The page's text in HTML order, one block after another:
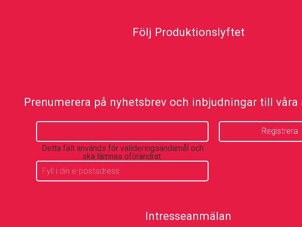
Följ Produktionslyftet
Prenumerera på nyhetsbrev och inbjudningar till
Detta fält används för valideringsändamål och
ska lämnas oförändrat.
Intresseanmälan